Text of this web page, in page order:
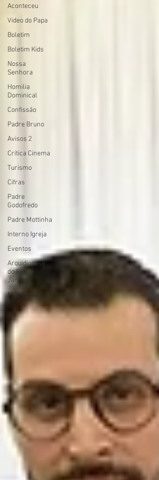
Aconteceu
Video do Papa
Boletim
Boletim Kids
Nossa
Senhora
Homilia
Dominical
Confissão
Padre Bruno
Avisos 2
Crítica Cinema
Turismo
Cifras
Padre
Godofredo
Padre Mottinha
Interno Igreja
Eventos
Arquidiocese
do Rio de
Janeiro
Medjugorje